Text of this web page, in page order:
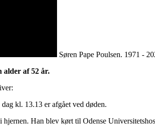
Søren Pape Poulsen. 1971 -
alder af 52 år.
kl. 13.13 er afgået ved døden.
Han blev kørt til Odense